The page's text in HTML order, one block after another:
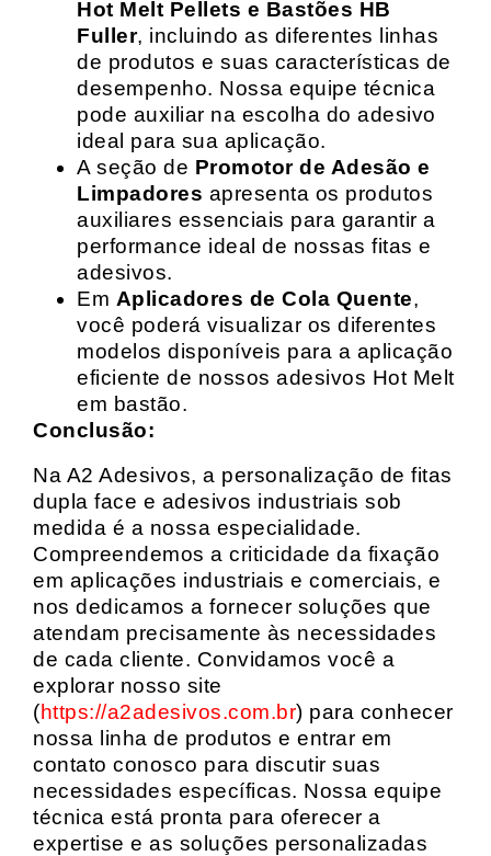
Hot Melt Pellets e Bastões HB
Fuller, incluindo as diferentes linhas
de produtos e suas características de
desempenho. Nossa equipe técnica
pode auxiliar na escolha do adesivo
ideal para sua aplicação.
A seção de Promotor de Adesão e
Limpadores apresenta os produtos
auxiliares essenciais para garantir a
performance ideal de nossas fitas e
adesivos.
Em Aplicadores de Cola Quente,
você poderá visualizar os diferentes
modelos disponíveis para a aplicação
eficiente de nossos adesivos Hot Melt
em bastão.
Conclusão:
Na A2 Adesivos, a personalização de fitas
dupla face e adesivos industriais sob
medida é a nossa especialidade.
Compreendemos a criticidade da fixação
em aplicações industriais e comerciais, e
nos dedicamos a fornecer soluções que
atendam precisamente às necessidades
de cada cliente. Convidamos você a
explorar nosso site
(https://a2adesivos.com.br) para conhecer
nossa linha de produtos e entrar em
contato conosco para discutir suas
necessidades específicas. Nossa equipe
técnica está pronta para oferecer a
expertise e as soluções personalizadas